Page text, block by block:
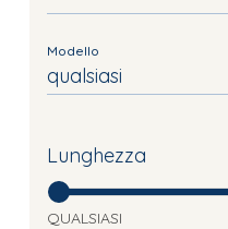
Modello
qualsiasi
Lunghezza
QUALSIASI